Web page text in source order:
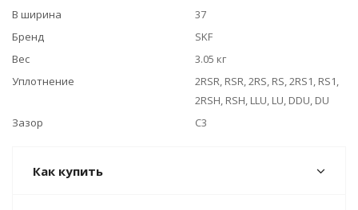
B ширина
37
Бренд
SKF
Вес
3.05 кг
Уплотнение
2RSR, RSR, 2RS, RS, 2RS1, RS1,
2RSH, RSH, LLU, LU, DDU, DU
Зазор
C3
Как купить